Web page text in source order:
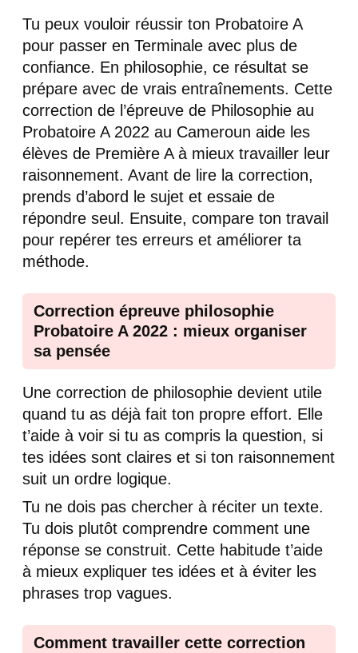
Tu peux vouloir réussir ton Probatoire A
pour passer en Terminale avec plus de
confiance. En philosophie, ce résultat se
prépare avec de vrais entraînements. Cette
correction de l’épreuve de Philosophie au
Probatoire A 2022 au Cameroun aide les
élèves de Première A à mieux travailler leur
raisonnement. Avant de lire la correction,
prends d’abord le sujet et essaie de
répondre seul. Ensuite, compare ton travail
pour repérer tes erreurs et améliorer ta
méthode.
Correction épreuve philosophie
Probatoire A 2022 : mieux organiser
sa pensée
Une correction de philosophie devient utile
quand tu as déjà fait ton propre effort. Elle
t’aide à voir si tu as compris la question, si
tes idées sont claires et si ton raisonnement
suit un ordre logique.
Tu ne dois pas chercher à réciter un texte.
Tu dois plutôt comprendre comment une
réponse se construit. Cette habitude t’aide
à mieux expliquer tes idées et à éviter les
phrases trop vagues.
Comment travailler cette correction